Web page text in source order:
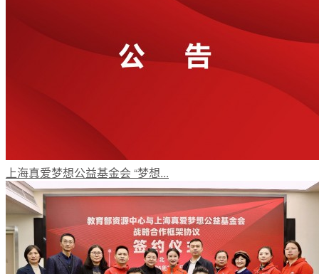
公开透明
上海真爱梦想公益基金会 “梦想...